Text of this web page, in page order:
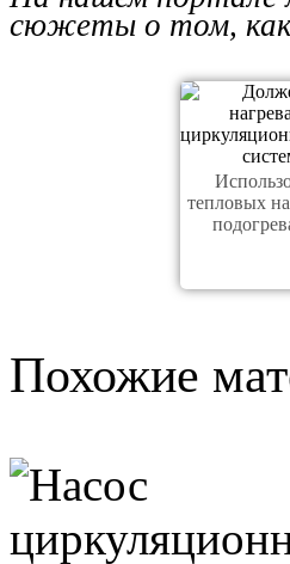
сюжеты о том,
тепловых
Похожие